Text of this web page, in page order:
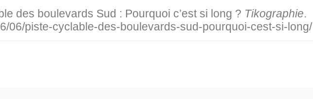
des boulevards Sud : Pourquoi c’est si long ? Tikographie.
06/piste-cyclable-des-boulevards-sud-pourquoi-cest-si-long/